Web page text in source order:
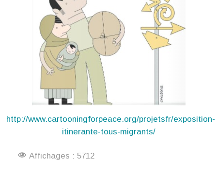
http://www.cartooningforpeace.org/projetsfr/exposition-
itinerante-tous-migrants/
Affichages : 5712